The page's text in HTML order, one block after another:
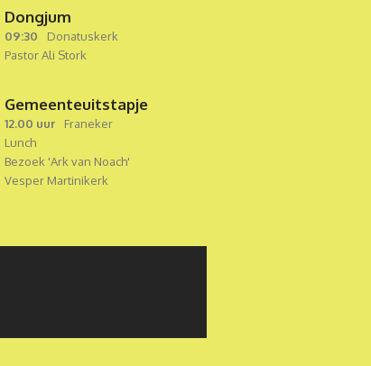
Dongjum
09:30
Donatuskerk
Pastor Ali Stork
Gemeenteuitstapje
12.00 uur
Franeker
Lunch
Bezoek 'Ark van Noach'
Vesper Martinikerk